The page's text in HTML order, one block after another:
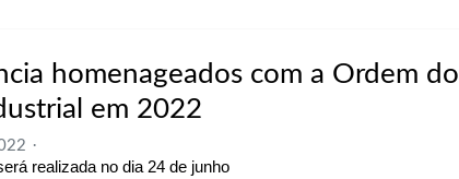
homenageados com a Ordem do
em 2022
realizada no dia 24 de junho